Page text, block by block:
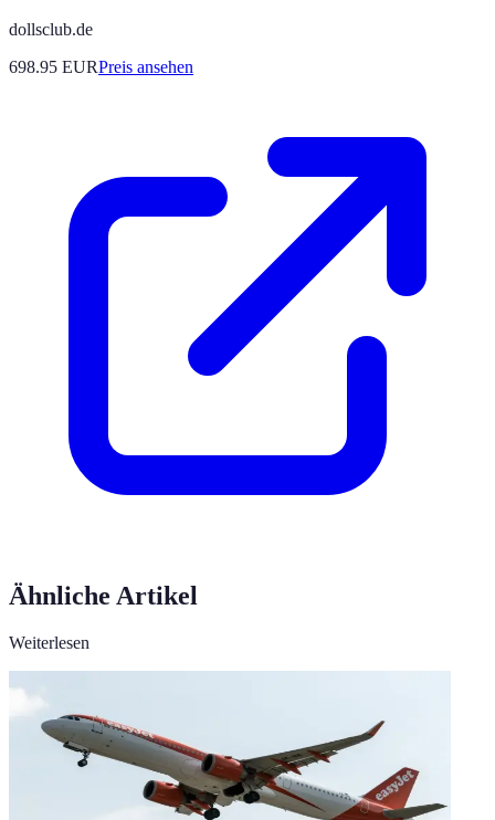
dollsclub.de
698.95 EURPreis ansehen
Ähnliche Artikel
Weiterlesen